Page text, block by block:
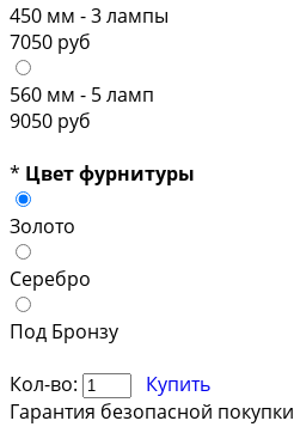
450 мм - 3 лампы
7050 руб
560 мм - 5 ламп
9050 руб
* Цвет фурнитуры
Золото
Серебро
Под Бронзу
Кол-во:
Купить
Гарантия безопасной покупки